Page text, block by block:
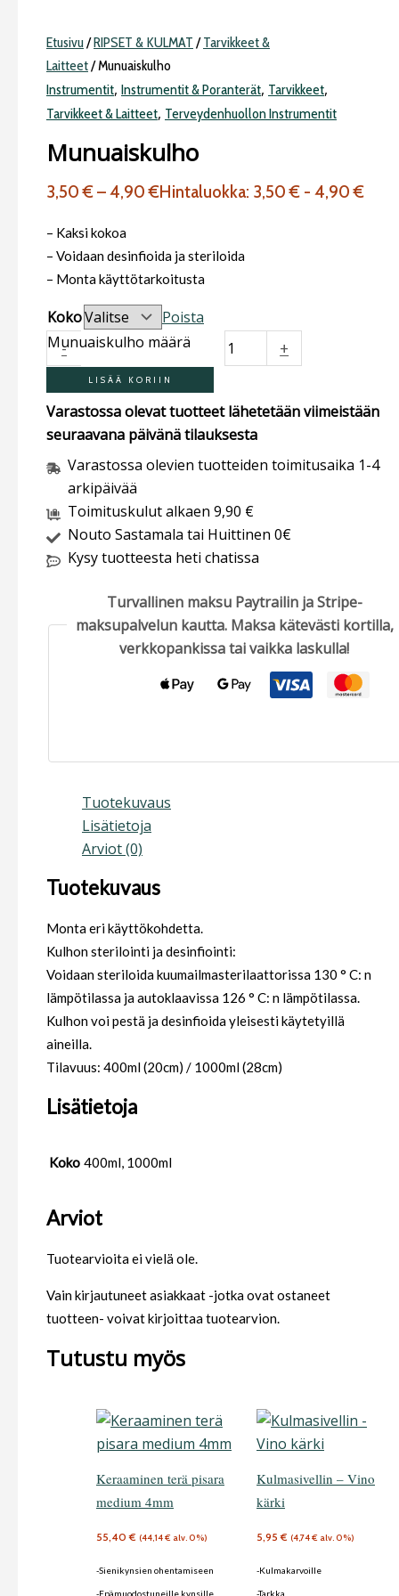
Etusivu/RIPSET & KULMAT /Tarvikkeet &
Laitteet/ Munuaiskulho
Instrumentit, Instrumentit & Poranterät, Tarvikkeet,
Tarvikkeet & Laitteet, Terveydenhuollon Instrumentit
Munuaiskulho
3,50€–4,90€Hintaluokka: 3,50 € - 4,90 €
– Kaksi kokoa
– Voidaan desinfioida ja steriloida
– Monta käyttötarkoitusta
Koko Poista
-
Munuaiskulho määrä +
LISÄÄ KORIIN
Varastossa olevat tuotteet lähetetään viimeistään
seuraavana päivänä tilauksesta
Varastossa olevien tuotteiden toimitusaika 1-4
arkipäivää
Toimituskulut alkaen 9,90 €
Nouto Sastamala tai Huittinen 0€
Kysy tuotteesta heti chatissa
Turvallinen maksu Paytrailin ja Stripe-
maksupalvelun kautta. Maksa kätevästi kortilla,
verkkopankissa tai vaikka laskulla!
Tuotekuvaus
Lisätietoja
Arviot (0)
Tuotekuvaus
Monta eri käyttökohdetta.
Kulhon sterilointi ja desinfiointi:
Voidaan steriloida kuumailmasterilaattorissa 130 ° C: n
lämpötilassa ja autoklaavissa 126 ° C: n lämpötilassa.
Kulhon voi pestä ja desinfioida yleisesti käytetyillä
aineilla.
Tilavuus: 400ml (20cm) / 1000ml (28cm)
Lisätietoja
Koko 400ml, 1000ml
Arviot
Tuotearvioita ei vielä ole.
Vain kirjautuneet asiakkaat -jotka ovat ostaneet
tuotteen- voivat kirjoittaa tuotearvion.
Tutustu myös
Keraaminen terä pisara
medium 4mm
55,40€ (44,14€ alv. 0%)
-Sienikynsien ohentamiseen
-Epämuodostuneille kynsille
Kulmasivellin – Vino
kärki
5,95€ (4,74€ alv. 0%)
-Kulmakarvoille
-Tarkka